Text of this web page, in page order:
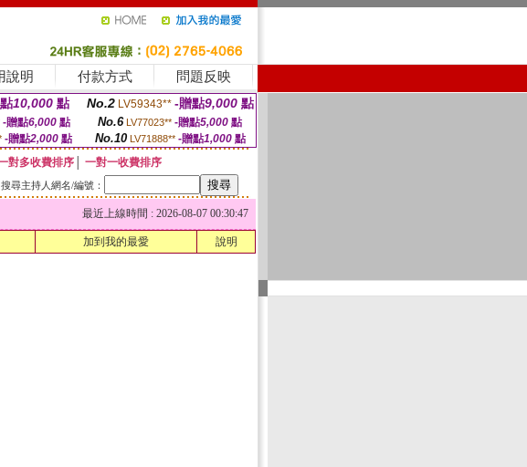
說明 付款方式 問題反映
10,000 點 No.2 LV59343** -贈點9,000 點
-贈點6,000點 No.6 LV77023** -贈點5,000點
-贈點2,000點 No.10 LV71888** -贈點1,000 點
對多收費排序
一對一收費排序
搜尋主持人網名/編號：
最近上線時間 : 2026-08-07 00:30:47
加到我的最愛 說明